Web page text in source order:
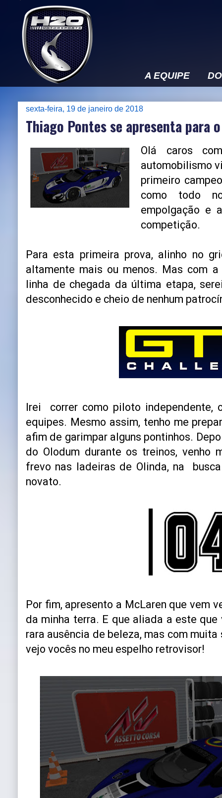
A EQUIPE
sexta-feira, 19 de janeiro de 2018
Thiago Pontes se apresenta para
Olá caros
automobilismo
primeiro
como todo
empolgação e
competição.
Para esta primeira prova, alinho no
altamente mais ou menos. Mas com
linha de chegada da última etapa,
desconhecido e cheio de nenhum
Irei correr como piloto independente,
equipes. Mesmo assim, tenho me
afim de garimpar alguns pontinhos.
do Olodum durante os treinos, venho
frevo nas ladeiras de Olinda, na
novato.
Por fim, apresento a McLaren que vem
da minha terra. E que aliada a este
rara ausência de beleza, mas com
vejo vocês no meu espelho retrovisor!